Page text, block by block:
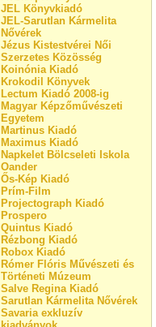
JEL Könyvkiadó
JEL-Sarutlan Kármelita
Nővérek
Jézus Kistestvérei Női
Szerzetes Közösség
Koinónia Kiadó
Krokodil Könyvek
Lectum Kiadó 2008-ig
Magyar Képzőművészeti
Egyetem
Martinus Kiadó
Maximus Kiadó
Napkelet Bölcseleti Iskola
Oander
Ős-Kép Kiadó
Prím-Film
Projectograph Kiadó
Prospero
Quintus Kiadó
Rézbong Kiadó
Robox Kiadó
Rómer Flóris Művészeti és
Történeti Múzeum
Salve Regina Kiadó
Sarutlan Kármelita Nővérek
Savaria exkluzív